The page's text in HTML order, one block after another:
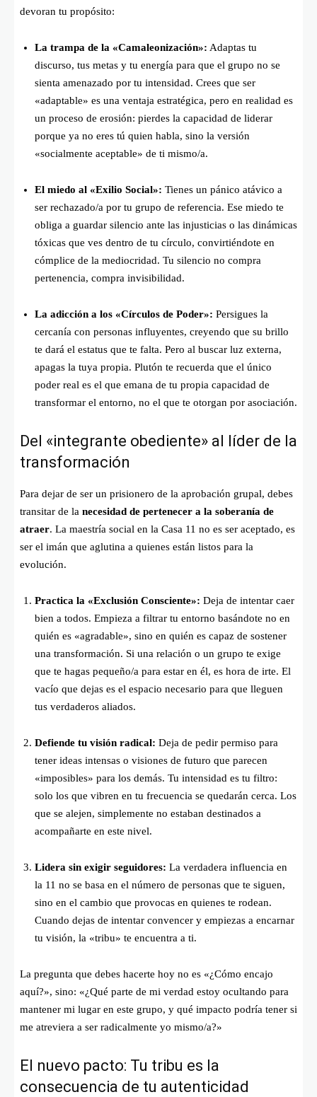
devoran tu propósito:
La trampa de la «Camaleonización»: Adaptas tu
discurso, tus metas y tu energía para que el grupo no se
sienta amenazado por tu intensidad. Crees que ser
«adaptable» es una ventaja estratégica, pero en realidad es
un proceso de erosión: pierdes la capacidad de liderar
porque ya no eres tú quien habla, sino la versión
«socialmente aceptable» de ti mismo/a.
El miedo al «Exilio Social»: Tienes un pánico atávico a
ser rechazado/a por tu grupo de referencia. Ese miedo te
obliga a guardar silencio ante las injusticias o las dinámicas
tóxicas que ves dentro de tu círculo, convirtiéndote en
cómplice de la mediocridad. Tu silencio no compra
pertenencia, compra invisibilidad.
La adicción a los «Círculos de Poder»: Persigues la
cercanía con personas influyentes, creyendo que su brillo
te dará el estatus que te falta. Pero al buscar luz externa,
apagas la tuya propia. Plutón te recuerda que el único
poder real es el que emana de tu propia capacidad de
transformar el entorno, no el que te otorgan por asociación.
Del «integrante obediente» al líder de la
transformación
Para dejar de ser un prisionero de la aprobación grupal, debes
transitar de la necesidad de pertenecer a la soberanía de
atraer. La maestría social en la Casa 11 no es ser aceptado, es
ser el imán que aglutina a quienes están listos para la
evolución.
Practica la «Exclusión Consciente»: Deja de intentar caer
bien a todos. Empieza a filtrar tu entorno basándote no en
quién es «agradable», sino en quién es capaz de sostener
una transformación. Si una relación o un grupo te exige
que te hagas pequeño/a para estar en él, es hora de irte. El
vacío que dejas es el espacio necesario para que lleguen
tus verdaderos aliados.
Defiende tu visión radical: Deja de pedir permiso para
tener ideas intensas o visiones de futuro que parecen
«imposibles» para los demás. Tu intensidad es tu filtro:
solo los que vibren en tu frecuencia se quedarán cerca. Los
que se alejen, simplemente no estaban destinados a
acompañarte en este nivel.
Lidera sin exigir seguidores: La verdadera influencia en
la 11 no se basa en el número de personas que te siguen,
sino en el cambio que provocas en quienes te rodean.
Cuando dejas de intentar convencer y empiezas a encarnar
tu visión, la «tribu» te encuentra a ti.
La pregunta que debes hacerte hoy no es «¿Cómo encajo
aquí?», sino: «¿Qué parte de mi verdad estoy ocultando para
mantener mi lugar en este grupo, y qué impacto podría tener si
me atreviera a ser radicalmente yo mismo/a?»
El nuevo pacto: Tu tribu es la
consecuencia de tu autenticidad